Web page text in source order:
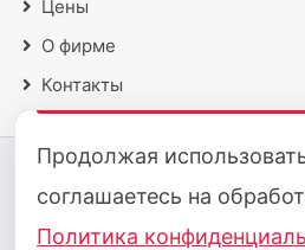
Цены
О фирме
Контакты
2018 - 2026 © Все
Политика
Продолжая
соглашаетесь на
Политика